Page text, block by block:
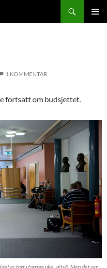
1 KOMMENTAR
fortsatt om budsjettet.